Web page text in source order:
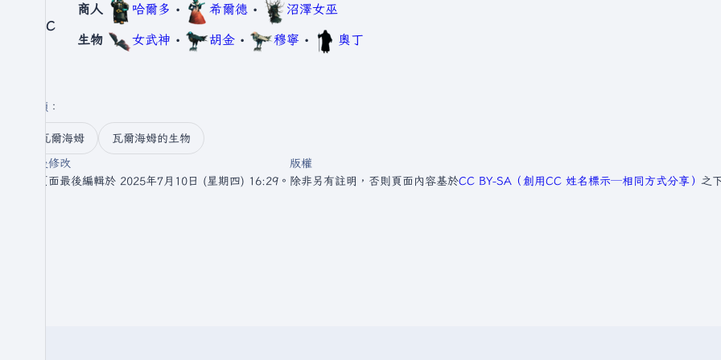
NPC
商人 哈爾多 • 希爾德 • 沼澤女巫
生物 女武神 • 胡金 • 穆寧 • 奧丁
分類 ：​
瓦爾海姆
瓦爾海姆的生物
最後修改
此頁面最後編輯於 2025年7月10日 (星期四) 16:29。
版權
除非另有註明，否則頁面內容基於CC BY-SA（創用CC 姓名標示─相同方式分享） 之